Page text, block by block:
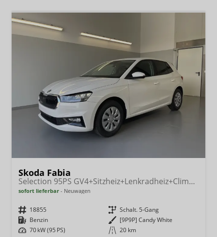
Skoda Fabia
Selection 95PS GV4+Sitzheiz+Lenkradheiz+Climatronic+Sunset+AppConnect+PDC
sofort lieferbar Neuwagen
Fahrzeugnr. 18855 Getriebe Schalt. 5-Gang
Kraftstoff Benzin Außenfarbe [9P9P] Candy White
Leistung 70 kW (95 PS) Kilometerstand 20 km